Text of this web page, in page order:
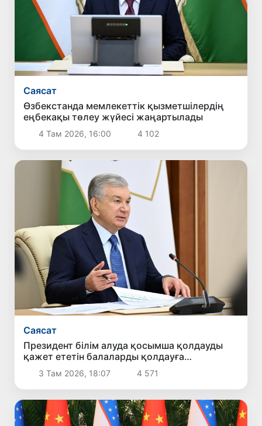
Саясат
Өзбекстанда мемлекеттік қызметшілердің
еңбекақы төлеу жүйесі жаңартылады
4 Там 2026, 16:00 4 102
Саясат
Президент білім алуда қосымша қолдауды
қажет ететін балаларды қолдауға
бағытталған ұсыныстармен танысты
3 Там 2026, 18:07 4 571